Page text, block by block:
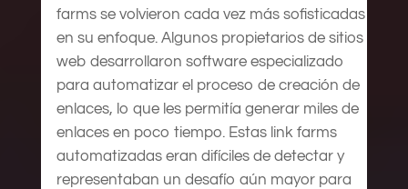
farms se volvieron cada vez más sofisticadas
en su enfoque. Algunos propietarios de sitios
web desarrollaron software especializado
para automatizar el proceso de creación de
enlaces, lo que les permitía generar miles de
enlaces en poco tiempo. Estas link farms
automatizadas eran difíciles de detectar y
representaban un desafío aún mayor para